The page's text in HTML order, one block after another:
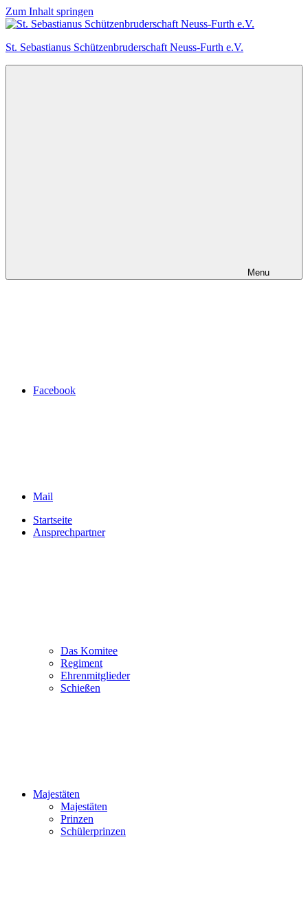
Zum Inhalt springen
St. Sebastianus Schützenbruderschaft Neuss-Furth e.V.
Menu
Facebook
Mail
Startseite
Ansprechpartner
Das Komitee
Regiment
Ehrenmitglieder
Schießen
Majestäten
Majestäten
Prinzen
Schülerprinzen